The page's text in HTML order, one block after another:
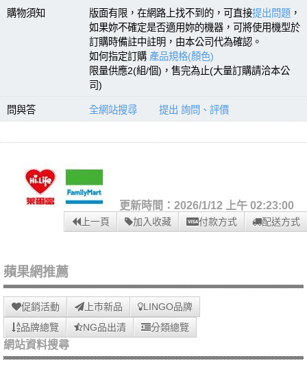
購物須知 版面有限，在網路上找不到的，可直接提出問題 ，
如果妳不確定是否適用妳的機器，可將使用機型於
訂購時備註中註明，由本公司代為確認。
如何指定訂購 產品規格(顏色)
限量供應2(組/個)，售完為止(大量訂購請洽本公
司)
問與答 全網站搜尋 提出 詢問、評價
更新時間：2026/1/12 上午 02:23:00
上一頁 加入收藏 付款方式 配送方式
蘋果網推薦
促銷活動 上市新品
LINGO品牌
品牌總覽
NG品出清 分類總覽
網站資料搜尋